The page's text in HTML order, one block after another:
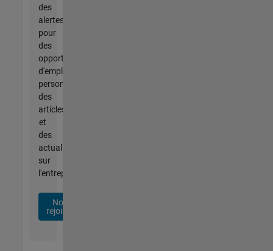
des
alertes
pour
des
opportunités
d'emploi
personnalisées,
des
articles
et
des
actualités
sur
l'entreprise.
Nous
rejoindre